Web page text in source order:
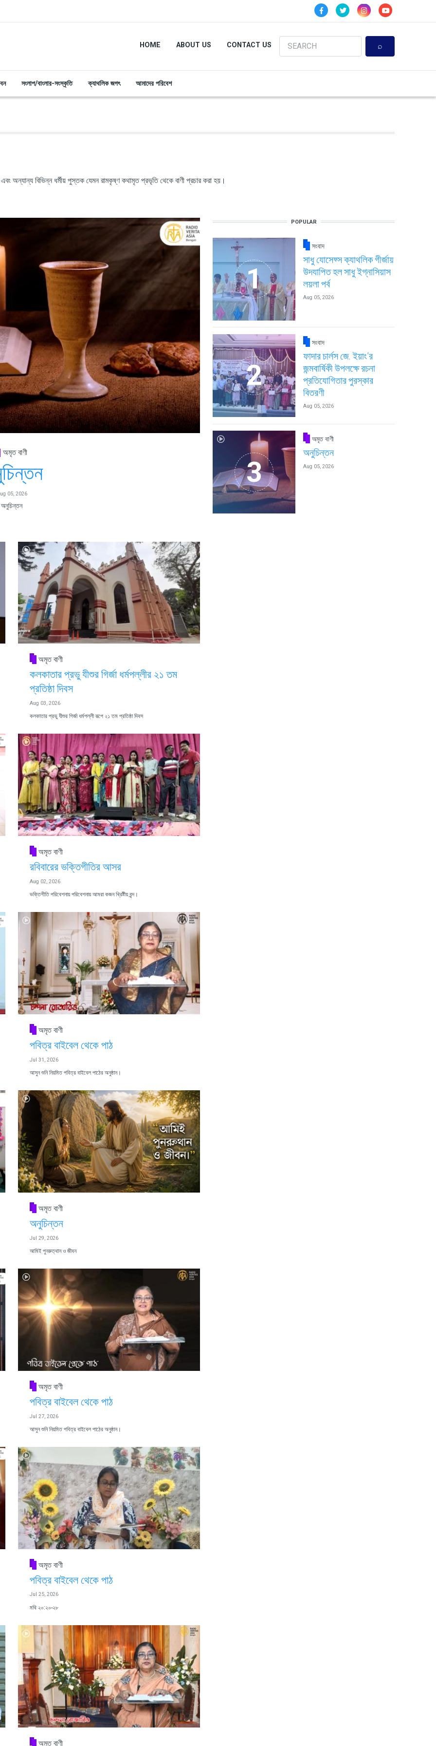
HOME ABOUT US CONTACT US Search
সংলাপ/বাংলার-সংস্কৃতি ক্যাথলিক জগৎ আমাদের পরিবেশ
অন্যান্য বিভিন্ন ধর্মীয় পুস্তক যেমন রামকৃষ্ণ কথামৃত প্রভৃতি থেকে বাণী প্রচার করা হয়।
অমৃত বাণী
05, 2026
অনুচিন্তন
অমৃত বাণী
কলকাতার প্রভু যীশুর গির্জা ধর্মপল্লীর ২১ তম
প্রতিষ্ঠা দিবস
Aug 03, 2026
কলকাতার প্রভু যীশুর গির্জা ধর্মপল্লী রূপে ২১ তম প্রতিষ্ঠা দিবস
অমৃত বাণী
রবিবারের ভক্তিগীতির আসর
Aug 02, 2026
ভক্তিগীতি পরিবেশনায় পরিবেশনায় আমরা কজন খ্রিষ্টীয় বৃন্দ।
অমৃত বাণী
পবিত্র বাইবেল থেকে পাঠ
Jul 31, 2026
আসুন শুনি নিয়মিত পবিত্র বাইবেল পাঠের অনুষ্ঠান।
অমৃত বাণী
অনুচিন্তন
Jul 29, 2026
আমিই পুনরুত্থান ও জীবন
অমৃত বাণী
পবিত্র বাইবেল থেকে পাঠ
Jul 27, 2026
আসুন শুনি নিয়মিত পবিত্র বাইবেল পাঠের অনুষ্ঠান।
অমৃত বাণী
পবিত্র বাইবেল থেকে পাঠ
Jul 25, 2026
মথি ২০:২০-২৮
অমৃত বাণী
POPULAR
সংবাদ
সাধু যোসেফ্স ক্যাথলিক গীর্জায়
উদযাপিত হল সাধু ইগ্নাসিয়াস
লয়লা পর্ব
Aug 05, 2026
সংবাদ
ফাদার চার্লস জে. ইয়াং’র
জন্মবার্ষিকী উপলক্ষে রচনা
প্রতিযোগিতার পুরস্কার
বিতরণী
Aug 05, 2026
অমৃত বাণী
অনুচিন্তন
Aug 05, 2026